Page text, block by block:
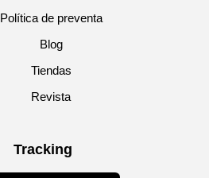
Política de preventa
Blog
Tiendas
Revista
Tracking